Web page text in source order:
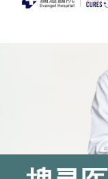
2025.8.4